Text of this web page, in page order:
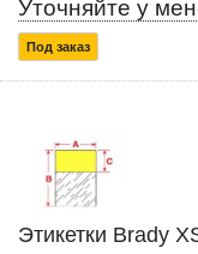
Уточняйте у
Под заказ
Этикетки Brady